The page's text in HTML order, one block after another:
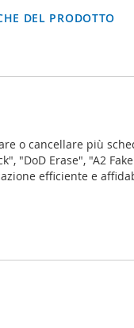
DEL PRODOTTO
o cancellare più
"DoD Erase", "A2
efficiente e